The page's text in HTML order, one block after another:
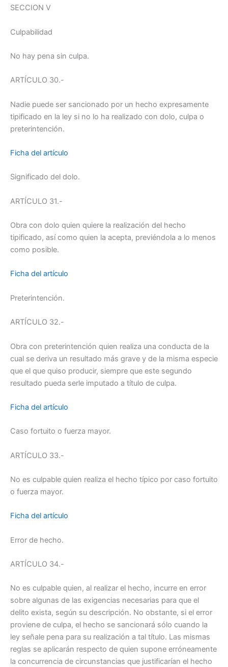
SECCION V
Culpabilidad
No hay pena sin culpa.
ARTÍCULO 30.-
Nadie puede ser sancionado por un hecho expresamente
tipificado en la ley si no lo ha realizado con dolo, culpa o
preterintención.
Ficha del artículo
Significado del dolo.
ARTÍCULO 31.-
Obra con dolo quien quiere la realización del hecho
tipificado, así como quien la acepta, previéndola a lo menos
como posible.
Ficha del artículo
Preterintención.
ARTÍCULO 32.-
Obra con preterintención quien realiza una conducta de la
cual se deriva un resultado más grave y de la misma especie
que el que quiso producir, siempre que este segundo
resultado pueda serle imputado a título de culpa.
Ficha del artículo
Caso fortuito o fuerza mayor.
ARTÍCULO 33.-
No es culpable quien realiza el hecho típico por caso fortuito
o fuerza mayor.
Ficha del artículo
Error de hecho.
ARTÍCULO 34.-
No es culpable quien, al realizar el hecho, incurre en error
sobre algunas de las exigencias necesarias para que el
delito exista, según su descripción. No obstante, si el error
proviene de culpa, el hecho se sancionará sólo cuando la
ley señale pena para su realización a tal título. Las mismas
reglas se aplicarán respecto de quien supone erróneamente
la concurrencia de circunstancias que justificarían el hecho